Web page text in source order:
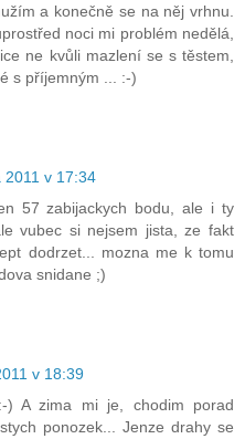
a konečně se na něj vrhnu.
noci mi problém nedělá,
ne kvůli mazlení se s těstem,
s příjemným ... :-)
2011 v 17:34
57 zabijackych bodu, ale i ty
vubec si nejsem jista, ze fakt
dodrzet... mozna me k tomu
snidane ;)
v 18:39
) A zima mi je, chodim porad
ponozek... Jenze drahy se